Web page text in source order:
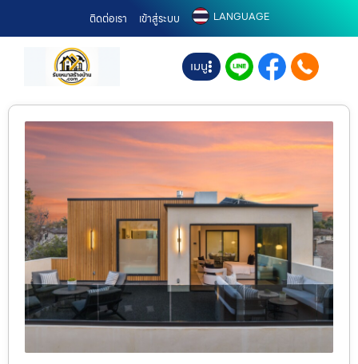
ติดต่อเรา เข้าสู่ระบบ LANGUAGE
เมนู